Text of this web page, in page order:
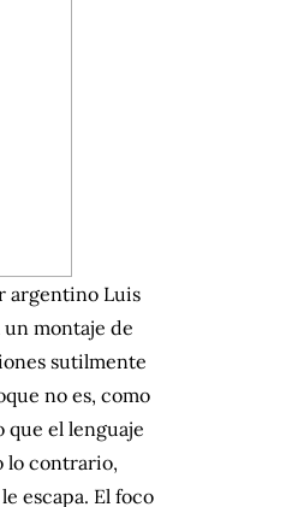
argentino Luis
un montaje de
sutilmente
no es, como
el lenguaje
lo contrario,
escapa. El foco